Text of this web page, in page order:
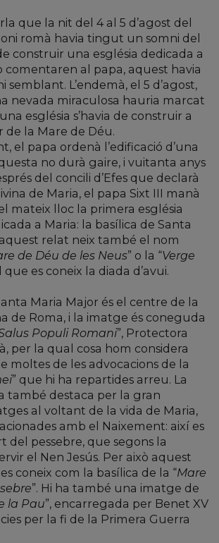
que la nit del 4 al 5 d’agost del
romà havia tingut un somni del
de construir una església dedicada a
comentaren al papa, aquest havia
L’endemà, el 5 d’agost,
nevada miraculosa hauria marcat
església s’havia de construir a
de la Mare de Déu.
el papa ordenà l’edificació d’una
no durà gaire, i vuitanta anys
del concili d’Efes que declarà
de Maria, el papa Sixt III manà
mateix lloc la primera església
a Maria: la basílica de Santa
relat neix també el nom
de Déu de les Neus” o la “Verge
que es coneix la diada d’avui.
Maria Major és el centre de la
de Roma, i la imatge és coneguda
Populi Romani”, Protectora
per la qual cosa hom considera
moltes de les advocacions de la
” que hi ha repartides arreu. La
també destaca per la gran
al voltant de la vida de Maria,
amb el Naixement: així es
del pessebre, que segons la
el Nen Jesús. Per això aquest
coneix com la basílica de la “Mare
”. Hi ha també una imatge de
la Pau”, encarregada per Benet XV
per la fi de la Primera Guerra